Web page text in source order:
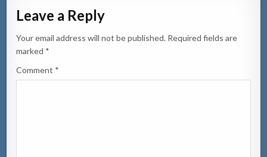
Leave a Reply
Your email address will not be published. Required fields are
marked *
Comment *